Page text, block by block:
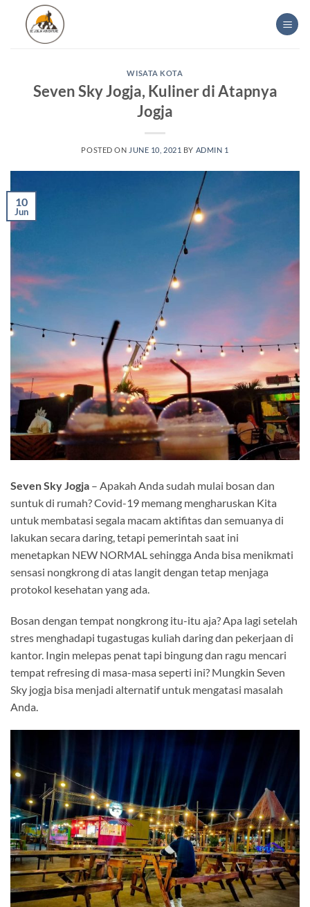
content
WISATA KOTA
Seven Sky Jogja, Kuliner di Atapnya
Jogja
POSTED ON JUNE 10, 2021 BY ADMIN 1
10
Jun
Seven Sky Jogja – Apakah Anda sudah mulai bosan dan
suntuk di rumah? Covid-19 memang mengharuskan Kita
untuk membatasi segala macam aktifitas dan semuanya di
lakukan secara daring, tetapi pemerintah saat ini
menetapkan NEW NORMAL sehingga Anda bisa menikmati
sensasi nongkrong di atas langit dengan tetap menjaga
protokol kesehatan yang ada.
Bosan dengan tempat nongkrong itu-itu aja? Apa lagi setelah
stres menghadapi tugastugas kuliah daring dan pekerjaan di
kantor. Ingin melepas penat tapi bingung dan ragu mencari
tempat refresing di masa-masa seperti ini? Mungkin Seven
Sky jogja bisa menjadi alternatif untuk mengatasi masalah
Anda.